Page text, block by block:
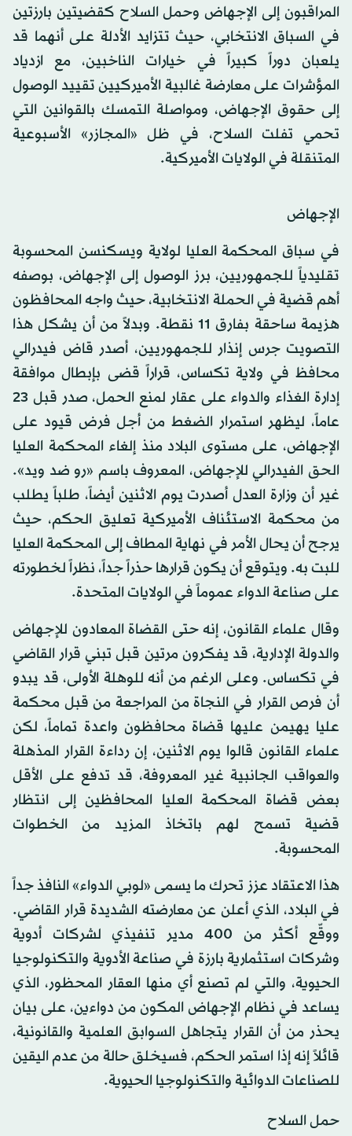
المراقبون إلى الإجهاض وحمل السلاح كقضيتين بارزتين
في السباق الانتخابي، حيث تتزايد الأدلة على أنهما قد
يلعبان دوراً كبيراً في خيارات الناخبين، مع ازدياد
المؤشرات على معارضة غالبية الأميركيين تقييد الوصول
إلى حقوق الإجهاض، ومواصلة التمسك بالقوانين التي
تحمي تفلت السلاح، في ظل «المجازر» الأسبوعية
المتنقلة في الولايات الأميركية.
الإجهاض
في سباق المحكمة العليا لولاية ويسكنسن المحسوبة
تقليدياً للجمهوريين، برز الوصول إلى الإجهاض، بوصفه
أهم قضية في الحملة الانتخابية، حيث واجه المحافظون
هزيمة ساحقة بفارق 11 نقطة. وبدلاً من أن يشكل هذا
التصويت جرس إنذار للجمهوريين، أصدر قاض فيدرالي
محافظ في ولاية تكساس، قراراً قضى بإبطال موافقة
إدارة الغذاء والدواء على عقار لمنع الحمل، صدر قبل 23
عاماً، ليظهر استمرار الضغط من أجل فرض قيود على
الإجهاض، على مستوى البلاد منذ إلغاء المحكمة العليا
الحق الفيدرالي للإجهاض، المعروف باسم «رو ضد ويد».
غير أن وزارة العدل أصدرت يوم الاثنين أيضاً، طلباً يطلب
من محكمة الاستئناف الأميركية تعليق الحكم، حيث
يرجح أن يحال الأمر في نهاية المطاف إلى المحكمة العليا
للبت به. ويتوقع أن يكون قرارها حذراً جداً، نظراً لخطورته
على صناعة الدواء عموماً في الولايات المتحدة.
وقال علماء القانون، إنه حتى القضاة المعادون للإجهاض
والدولة الإدارية، قد يفكرون مرتين قبل تبني قرار القاضي
في تكساس. وعلى الرغم من أنه للوهلة الأولى، قد يبدو
أن فرص القرار في النجاة من المراجعة من قبل محكمة
عليا يهيمن عليها قضاة محافظون واعدة تماماً، لكن
علماء القانون قالوا يوم الاثنين، إن رداءة القرار المذهلة
والعواقب الجانبية غير المعروفة، قد تدفع على الأقل
بعض قضاة المحكمة العليا المحافظين إلى انتظار
قضية تسمح لهم باتخاذ المزيد من الخطوات
المحسوبة.
هذا الاعتقاد عزز تحرك ما يسمى «لوبي الدواء» النافذ جداً
في البلاد، الذي أعلن عن معارضته الشديدة قرار القاضي.
ووقّع أكثر من 400 مدير تنفيذي لشركات أدوية
وشركات استثمارية بارزة في صناعة الأدوية والتكنولوجيا
الحيوية، والتي لم تصنع أي منها العقار المحظور، الذي
يساعد في نظام الإجهاض المكون من دواءين، على بيان
يحذر من أن القرار يتجاهل السوابق العلمية والقانونية،
قائلاً إنه إذا استمر الحكم، فسيخلق حالة من عدم اليقين
للصناعات الدوائية والتكنولوجيا الحيوية.
حمل السلاح